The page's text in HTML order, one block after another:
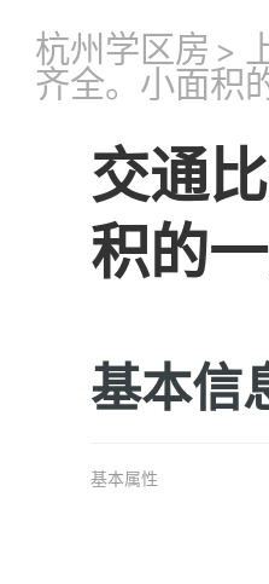
杭州学区房 >
齐全。小面积
交通
积的
基本信
基本属性